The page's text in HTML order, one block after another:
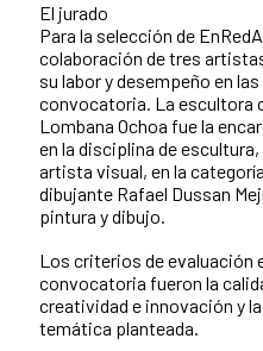
El jurado
Para la selección de
colaboración de tres
su labor y desempeño en
convocatoria. La escultora
Lombana Ochoa fue la
en la disciplina de
artista visual, en la
dibujante Rafael Dussan
pintura y dibujo.
Los criterios de evaluación
convocatoria fueron la
creatividad e innovación y
temática planteada.